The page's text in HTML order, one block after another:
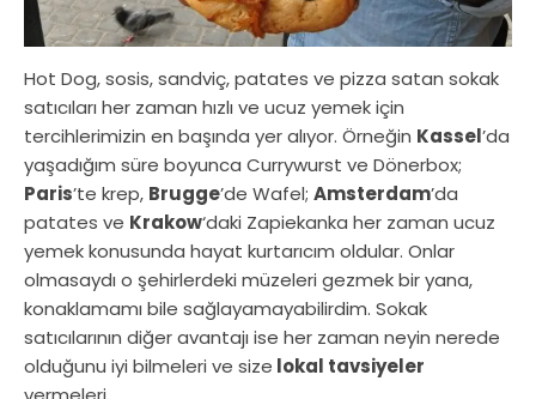
Hot Dog, sosis, sandviç, patates ve pizza satan sokak
satıcıları her zaman hızlı ve ucuz yemek için
tercihlerimizin en başında yer alıyor. Örneğin Kassel’da
yaşadığım süre boyunca Currywurst ve Dönerbox;
Paris’te krep, Brugge’de Wafel; Amsterdam’da
patates ve Krakow‘daki Zapiekanka her zaman ucuz
yemek konusunda hayat kurtarıcım oldular. Onlar
olmasaydı o şehirlerdeki müzeleri gezmek bir yana,
konaklamamı bile sağlayamayabilirdim. Sokak
satıcılarının diğer avantajı ise her zaman neyin nerede
olduğunu iyi bilmeleri ve size lokal tavsiyeler